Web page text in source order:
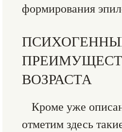
формирования
ВОЗРАСТА
Кроме уже
отметим здесь